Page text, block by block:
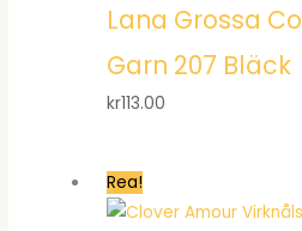
Lana Grossa
Garn 207 Bläck
kr113.00
Rea!